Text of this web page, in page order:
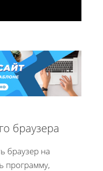
браузера
браузер на
программу,